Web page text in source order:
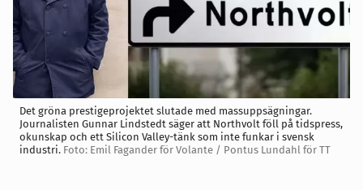
Det gröna prestigeprojektet slutade med massuppsägningar.
Journalisten Gunnar Lindstedt säger att Northvolt föll på tidspress,
okunskap och ett Silicon Valley-tänk som inte funkar i svensk
industri. Foto: Emil Fagander för Volante / Pontus Lundahl för TT